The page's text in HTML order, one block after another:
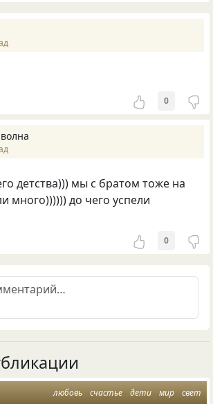
0
детства))) мы с братом тоже на
много)))))) до чего успели
0
любовь счастье дети мир свет